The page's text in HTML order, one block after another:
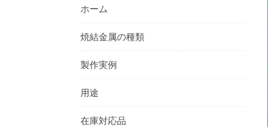
ホーム
焼結金属の種類
製作実例
用途
在庫対応品